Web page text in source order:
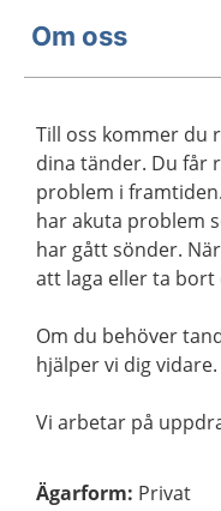
Om oss
Till oss kommer du
dina tänder. Du får
problem i
har akuta problem
har gått sönder.
att laga eller ta bort
Om du behöver
hjälper vi dig vidare.
Vi arbetar på
Ägarform: Privat